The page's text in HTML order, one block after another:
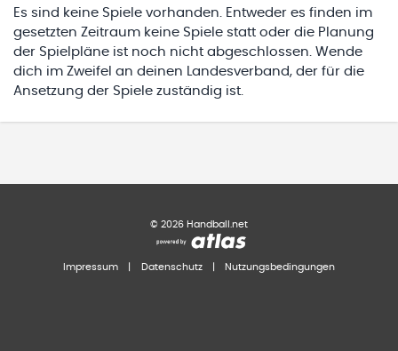
Es sind keine Spiele vorhanden. Entweder es finden im
gesetzten Zeitraum keine Spiele statt oder die Planung
der Spielpläne ist noch nicht abgeschlossen. Wende
dich im Zweifel an deinen Landesverband, der für die
Ansetzung der Spiele zuständig ist.
© 2026 Handball.net
Impressum Datenschutz Nutzungsbedingungen